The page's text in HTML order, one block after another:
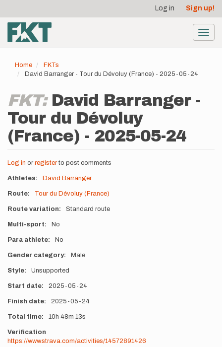
main
content
account
menu
Log in Sign up!
Home
FKTs
David Barranger - Tour du Dévoluy (France) - 2025-05-24
FKT: David Barranger -
Tour du Dévoluy
(France) - 2025-05-24
Log in or registerto post comments
Athletes David Barranger
Route Tour du Dévoluy (France)
Route variation Standard route
Multi-sport No
Para athlete No
Gender category Male
Style Unsupported
Start date 2025-05-24
Finish date 2025-05-24
Total time 10h 48m 13s
Verification
https://www.strava.com/activities/14572891426